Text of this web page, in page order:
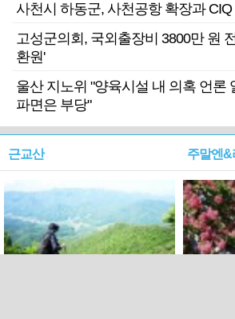
사천시 하동군, 사천공항 확장과 CIQ
고성군의회, 국외출장비 3800만 원
환원'
울산 지노위 "양육시설 내 의혹 언론
파면은 부당"
근교산 주말엔&